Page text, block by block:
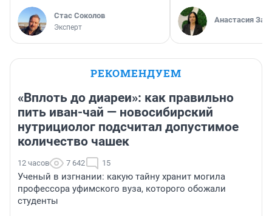
Стас Соколов
Эксперт
Анастасия
РЕКОМЕНДУЕМ
«Вплоть до диареи»: как правильно
пить иван-чай — новосибирский
нутрициолог подсчитал допустимое
количество чашек
12 часов 7 642 15
Ученый в изгнании: какую тайну хранит могила
профессора уфимского вуза, которого обожали
студенты